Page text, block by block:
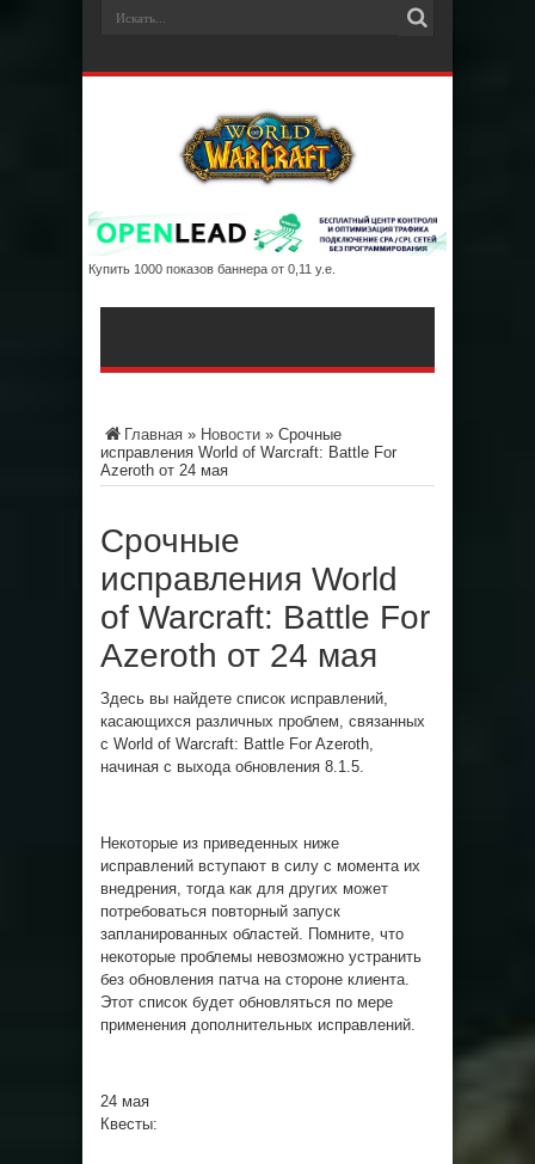
Купить 1000 показов баннера от 0,11 у.е.
Главная » Новости » Срочные
исправления World of Warcraft: Battle For
Azeroth от 24 мая
Срочные
исправления World
of Warcraft: Battle For
Azeroth от 24 мая
Здесь вы найдете список исправлений,
касающихся различных проблем, связанных
с World of Warcraft: Battle For Azeroth,
начиная с выхода обновления 8.1.5.
Некоторые из приведенных ниже
исправлений вступают в силу с момента их
внедрения, тогда как для других может
потребоваться повторный запуск
запланированных областей. Помните, что
некоторые проблемы невозможно устранить
без обновления патча на стороне клиента.
Этот список будет обновляться по мере
применения дополнительных исправлений.
24 мая
Квесты: